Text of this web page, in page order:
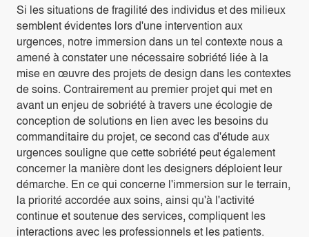
Si les situations de fragilité des individus et des milieux
semblent évidentes lors d'une intervention aux
urgences, notre immersion dans un tel contexte nous a
amené à constater une nécessaire sobriété liée à la
mise en œuvre des projets de design dans les contextes
de soins. Contrairement au premier projet qui met en
avant un enjeu de sobriété à travers une écologie de
conception de solutions en lien avec les besoins du
commanditaire du projet, ce second cas d'étude aux
urgences souligne que cette sobriété peut également
concerner la manière dont les designers déploient leur
démarche. En ce qui concerne l'immersion sur le terrain,
la priorité accordée aux soins, ainsi qu'à l'activité
continue et soutenue des services, compliquent les
interactions avec les professionnels et les patients.